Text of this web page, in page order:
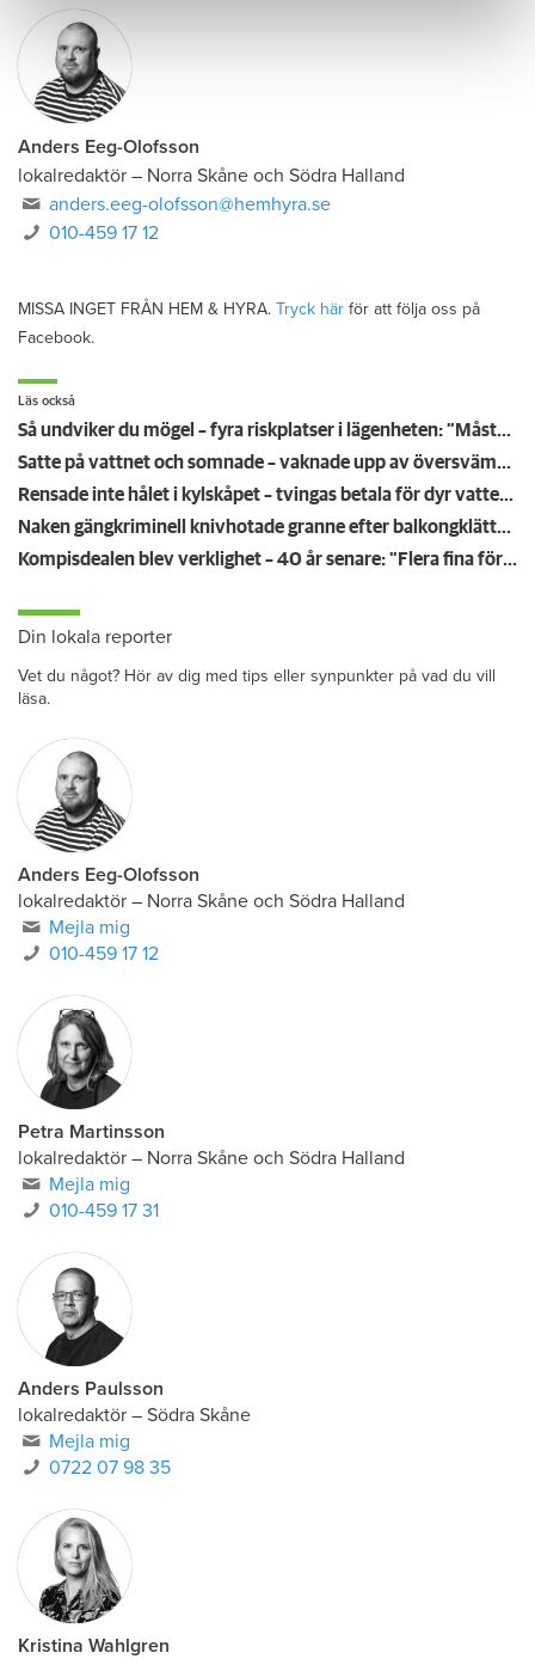
Anders Eeg-Olofsson
lokalredaktör – Norra Skåne och Södra Halland
anders.eeg-olofsson@hemhyra.se
010-459 17 12
MISSA INGET FRÅN HEM & HYRA. Tryck här för att följa oss på
Facebook.
Läs också
Så undviker du mögel – fyra riskplatser i lägenheten: ”Måste städa bort”
Satte på vattnet och somnade – vaknade upp av översvämning hos grannen
Rensade inte hålet i kylskåpet – tvingas betala för dyr vattenskada
Naken gängkriminell knivhotade granne efter balkongklättring
Kompisdealen blev verklighet – 40 år senare: "Flera fina fördelar med att dela bostad"
Din lokala reporter
Vet du något? Hör av dig med tips eller synpunkter på vad du vill
läsa.
Anders Eeg-Olofsson
lokalredaktör – Norra Skåne och Södra Halland
Mejla mig
010-459 17 12
Petra Martinsson
lokalredaktör – Norra Skåne och Södra Halland
Mejla mig
010-459 17 31
Anders Paulsson
lokalredaktör – Södra Skåne
Mejla mig
0722 07 98 35
Kristina Wahlgren